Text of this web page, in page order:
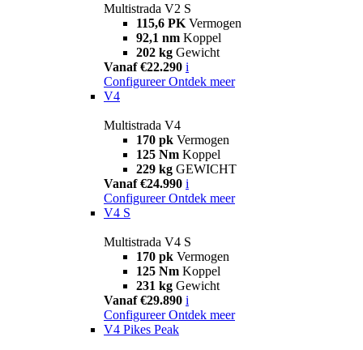
Multistrada V2 S
115,6 PK Vermogen
92,1 nm Koppel
202 kg Gewicht
Vanaf €22.290 i
Configureer Ontdek meer
V4
Multistrada V4
170 pk Vermogen
125 Nm Koppel
229 kg GEWICHT
Vanaf €24.990 i
Configureer Ontdek meer
V4 S
Multistrada V4 S
170 pk Vermogen
125 Nm Koppel
231 kg Gewicht
Vanaf €29.890 i
Configureer Ontdek meer
V4 Pikes Peak